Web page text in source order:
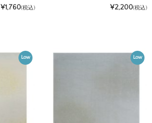
¥1,760(税込) ¥2,200(税込)
Low Low